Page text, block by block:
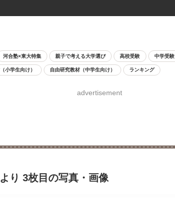
河合塾×東大特集 親子で考える大学選び 高校受験 中学受験
小学生向け） 自由研究教材（中学生向け） ランキング
advertisement
り 3枚目の写真・画像